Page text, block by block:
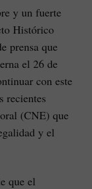
y un fuerte
Histórico
prensa que
el 26 de
con este
recientes
(CNE) que
y el
que el